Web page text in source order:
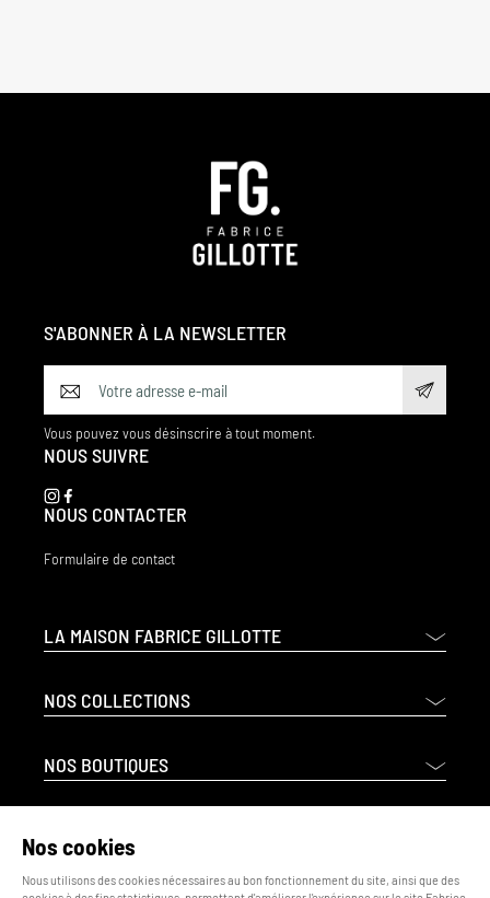
Nos cookies
Nous utilisons des cookies nécessaires au bon fonctionnement du site, ainsi que des
LA MAISON FABRICE GILLOTTE
NOS COLLECTIONS
NOS BOUTIQUES
S'ABONNER À LA NEWSLETTER
Vous pouvez vous désinscrire à tout moment.
NOUS SUIVRE
NOUS CONTACTER
Formulaire de contact